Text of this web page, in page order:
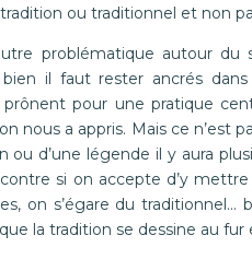
ou traditionnel et non
problématique autour
il faut rester ancrés
prônent pour une pratique
nous a appris. Mais ce n’est
ou d’une légende il y aura
si on accepte d’y
on s’égare du traditionnel…
la tradition se dessine au fur